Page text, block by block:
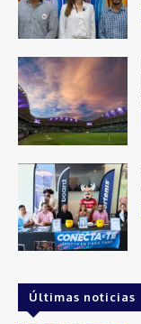
Últimas noticias